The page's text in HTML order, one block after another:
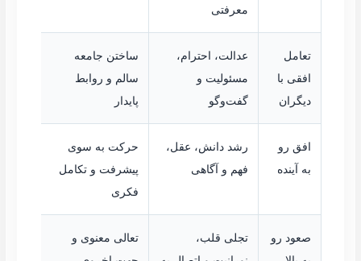
معرفتی
تعامل
افقی با
دیگران
عدالت، احترام،
مسئولیت و
گفت‌وگو
ساختن جامعه
سالم و روابط
پایدار
افق رو
به آینده
رشد دانش، عقل،
فهم و آگاهی
حرکت به سوی
پیشرفت و تکامل
فکری
صعود رو
تجلی قلب،
تعالی معنوی و